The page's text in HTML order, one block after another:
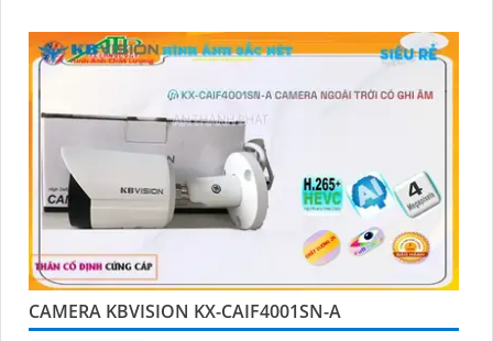
CAMERA KBVISION KX-CAIF4001SN-A